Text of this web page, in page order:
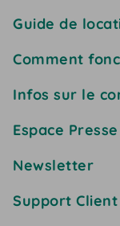
Guide de
Comment
Infos sur le
Espace Presse
Newsletter
Support Client